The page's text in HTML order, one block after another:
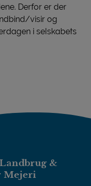
Derfor er der
visir og
i selskabets
&
Mejeri